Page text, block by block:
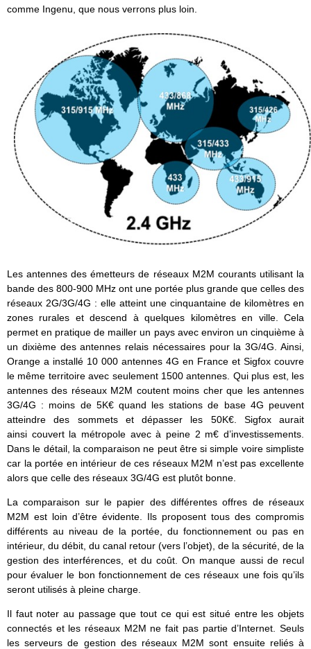
comme Ingenu, que nous verrons plus loin.
Les antennes des émetteurs de réseaux M2M courants utilisant la
bande des 800-900 MHz ont une portée plus grande que celles des
réseaux 2G/3G/4G : elle atteint une cinquantaine de kilomètres en
zones rurales et descend à quelques kilomètres en ville. Cela
permet en pratique de mailler un pays avec environ un cinquième à
un dixième des antennes relais nécessaires pour la 3G/4G. Ainsi,
Orange a installé 10 000 antennes 4G en France et Sigfox couvre
le même territoire avec seulement 1500 antennes. Qui plus est, les
antennes des réseaux M2M coutent moins cher que les antennes
3G/4G : moins de 5K€ quand les stations de base 4G peuvent
atteindre des sommets et dépasser les 50K€. Sigfox aurait
ainsi couvert la métropole avec à peine 2 m€ d’investissements.
Dans le détail, la comparaison ne peut être si simple voire simpliste
car la portée en intérieur de ces réseaux M2M n’est pas excellente
alors que celle des réseaux 3G/4G est plutôt bonne.
La comparaison sur le papier des différentes offres de réseaux
M2M est loin d’être évidente. Ils proposent tous des compromis
différents au niveau de la portée, du fonctionnement ou pas en
intérieur, du débit, du canal retour (vers l’objet), de la sécurité, de la
gestion des interférences, et du coût. On manque aussi de recul
pour évaluer le bon fonctionnement de ces réseaux une fois qu’ils
seront utilisés à pleine charge.
Il faut noter au passage que tout ce qui est situé entre les objets
connectés et les réseaux M2M ne fait pas partie d’Internet. Seuls
les serveurs de gestion des réseaux M2M sont ensuite reliés à